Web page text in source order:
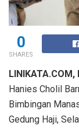
0
SHARES
LINIKATA.COM,
Hanies Cholil
Bimbingan
Gedung Haji,